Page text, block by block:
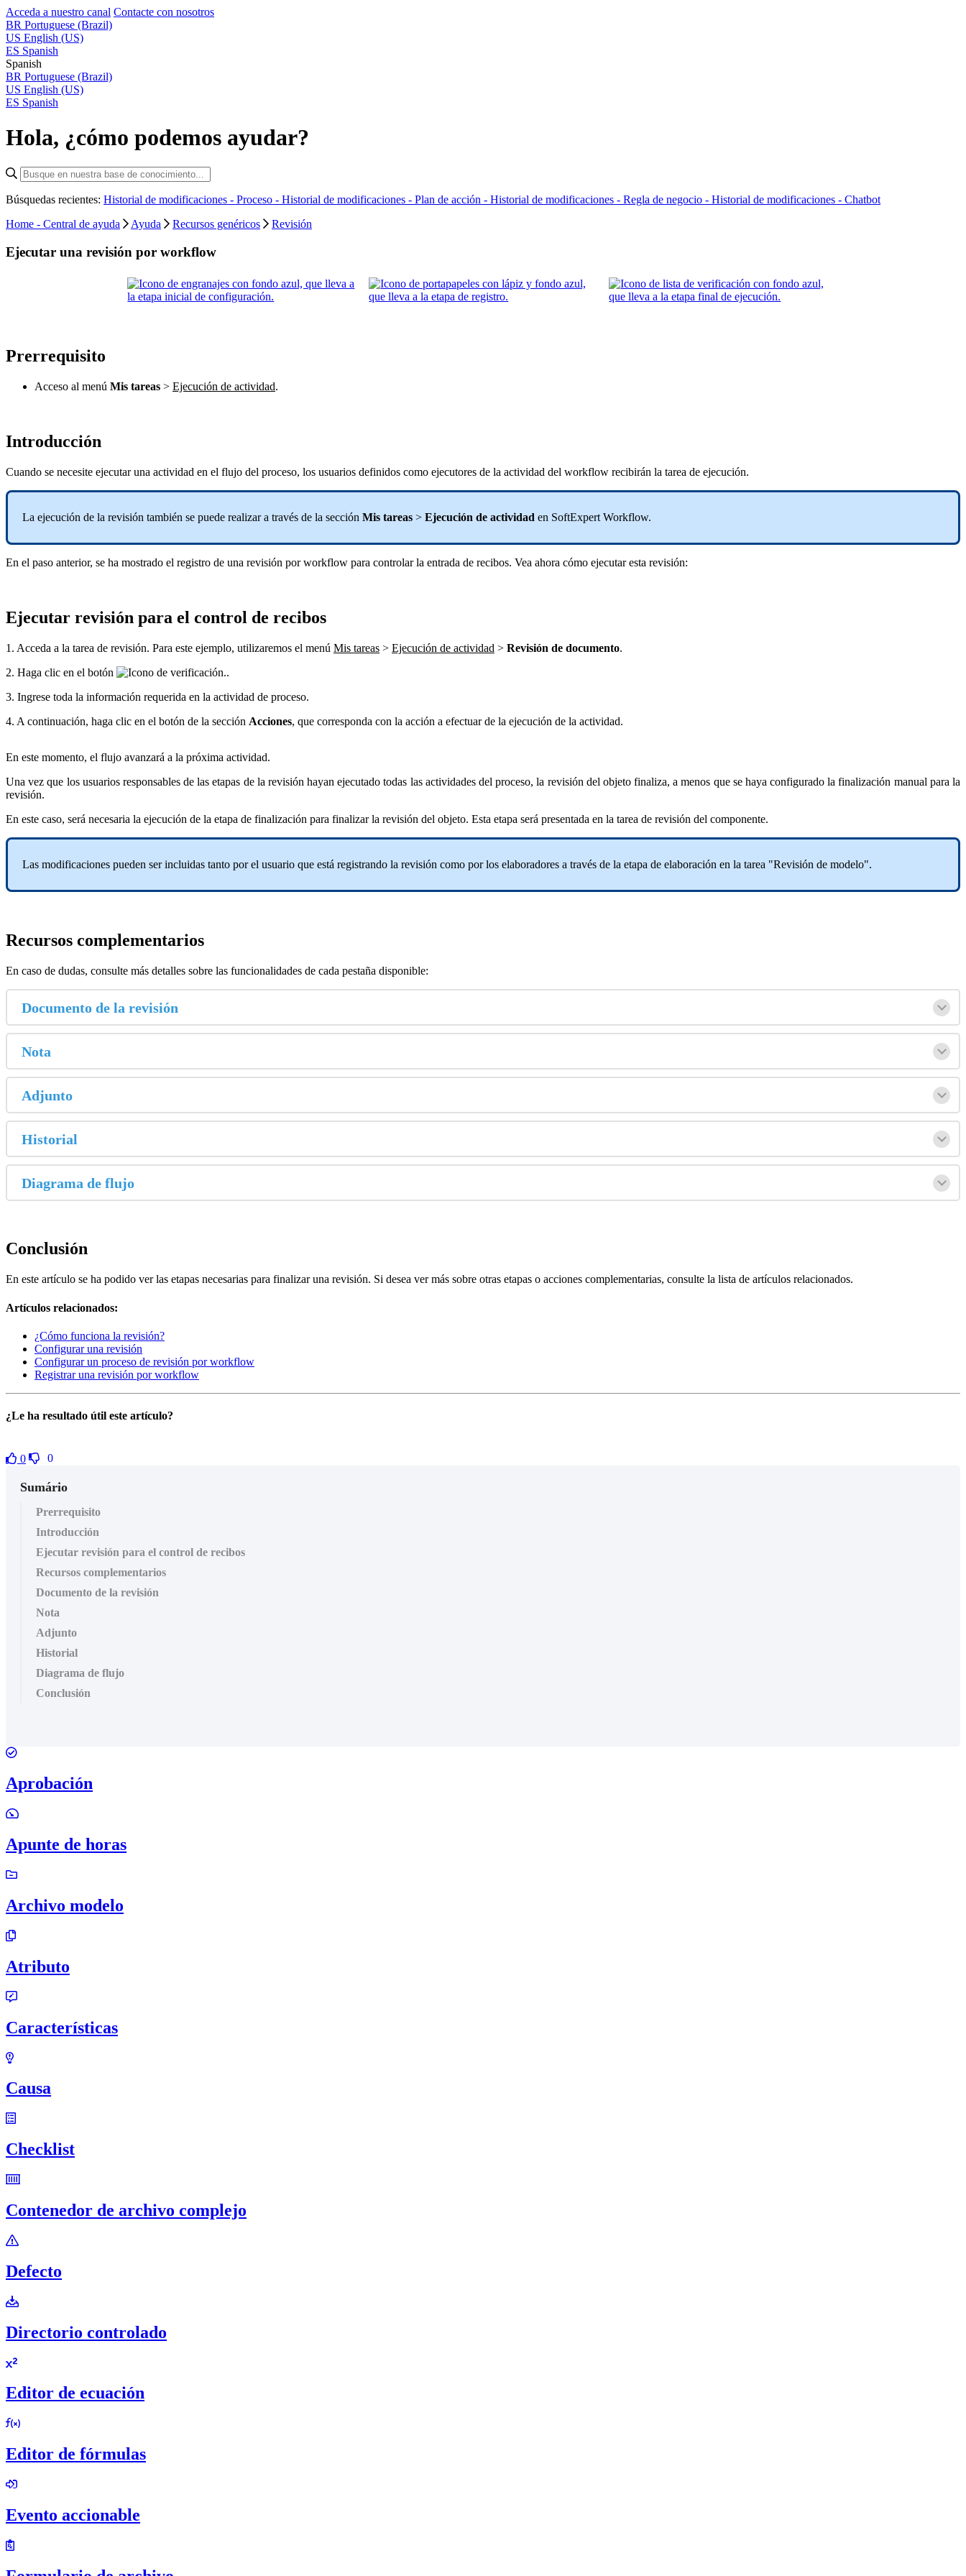
Acceda a nuestro canal Contacte con nosotros
BR Portuguese (Brazil)
US English (US)
ES Spanish
Spanish
BR Portuguese (Brazil)
US English (US)
ES Spanish
Hola, ¿cómo podemos ayudar?
Búsquedas recientes: Historial de modificaciones - Proceso - Historial de modificaciones - Plan de acción - Historial de modificaciones - Regla de negocio - Historial de modificaciones - Chatbot
Home - Central de ayuda
Ayuda Recursos genéricos Revisión
Ejecutar una revisión por workflow
Prerrequisito
Acceso al menú Mis tareas > Ejecución de actividad.
Introducción
Cuando se necesite ejecutar una actividad en el flujo del proceso, los usuarios definidos como ejecutores de la actividad del workflow recibirán la tarea de ejecución.
La ejecución de la revisión también se puede realizar a través de la sección Mis tareas > Ejecución de actividad en SoftExpert Workflow.
En el paso anterior, se ha mostrado el registro de una revisión por workflow para controlar la entrada de recibos. Vea ahora cómo ejecutar esta revisión:
Ejecutar revisión para el control de recibos
1. Acceda a la tarea de revisión. Para este ejemplo, utilizaremos el menú Mis tareas > Ejecución de actividad > Revisión de documento.
2. Haga clic en el botón
.
3. Ingrese toda la información requerida en la actividad de proceso.
4. A continuación, haga clic en el botón de la sección Acciones, que corresponda con la acción a efectuar de la ejecución de la actividad.
En este momento, el flujo avanzará a la próxima actividad.
Una vez que los usuarios responsables de las etapas de la revisión hayan ejecutado todas las actividades del proceso, la revisión del objeto finaliza, a menos que se haya configurado la finalización manual para la
revisión.
En este caso, será necesaria la ejecución de la etapa de finalización para finalizar la revisión del objeto. Esta etapa será presentada en la tarea de revisión del componente.
Las modificaciones pueden ser incluidas tanto por el usuario que está registrando la revisión como por los elaboradores a través de la etapa de elaboración en la tarea "Revisión de modelo".
Recursos complementarios
En caso de dudas, consulte más detalles sobre las funcionalidades de cada pestaña disponible:
Documento de la revisión
Nota
Adjunto
Historial
Diagrama de flujo
Conclusión
En este artículo se ha podido ver las etapas necesarias para finalizar una revisión. Si desea ver más sobre otras etapas o acciones complementarias, consulte la lista de artículos relacionados.
Artículos relacionados:
¿Cómo funciona la revisión?
Configurar una revisión
Configurar un proceso de revisión por workflow
Registrar una revisión por workflow
¿Le ha resultado útil este artículo?
0 0
Sumário
Prerrequisito
Introducción
Ejecutar revisión para el control de recibos
Recursos complementarios
Documento de la revisión
Nota
Adjunto
Historial
Diagrama de flujo
Conclusión
Aprobación
Apunte de horas
Archivo modelo
Atributo
Características
Causa
Checklist
Contenedor de archivo complejo
Defecto
Directorio controlado
Editor de ecuación
Editor de fórmulas
Evento accionable